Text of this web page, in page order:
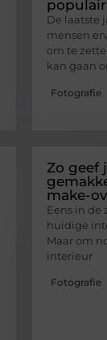
populair
De laatste
mensen
om te
kan gaan
Fotografie
Zo geef
make-
Eens in de
huidige
Maar om
interieur
Fotografie